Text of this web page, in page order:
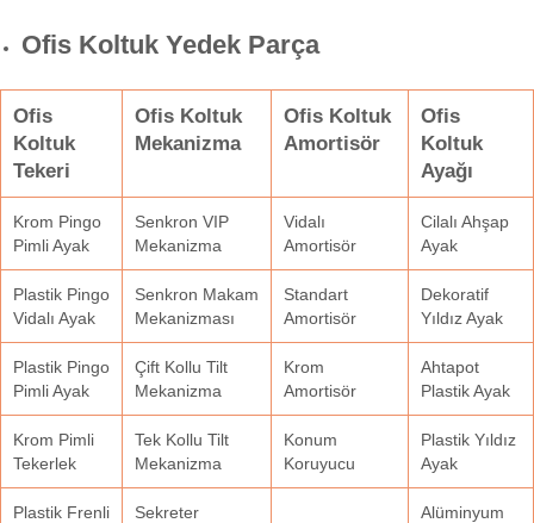
Ofis Koltuk Yedek Parça
Ofis
Koltuk
Tekeri
Ofis Koltuk
Mekanizma
Ofis Koltuk
Amortisör
Ofis
Koltuk
Ayağı
Krom Pingo
Pimli Ayak
Senkron VIP
Mekanizma
Vidalı
Amortisör
Cilalı Ahşap
Ayak
Plastik Pingo
Vidalı Ayak
Senkron Makam
Mekanizması
Standart
Amortisör
Dekoratif
Yıldız Ayak
Plastik Pingo
Pimli Ayak
Çift Kollu Tilt
Mekanizma
Krom
Amortisör
Ahtapot
Plastik Ayak
Krom Pimli
Tekerlek
Tek Kollu Tilt
Mekanizma
Konum
Koruyucu
Plastik Yıldız
Ayak
Plastik Frenli
Sekreter
Alüminyum